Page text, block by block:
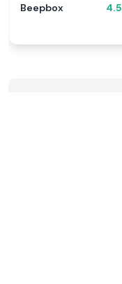
Beepbox 4.5